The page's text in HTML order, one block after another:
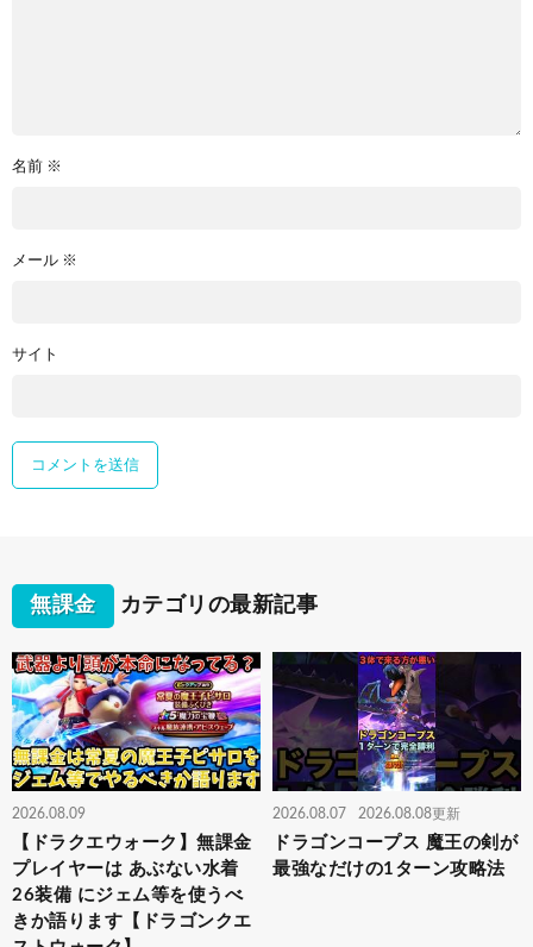
名前 ※
メール ※
サイト
無課金 カテゴリの最新記事
2026.08.09
【ドラクエウォーク】無課金
プレイヤーは あぶない水着
26装備 にジェム等を使うべ
きか語ります【ドラゴンクエ
2026.08.07 2026.08.08更新
ドラゴンコープス 魔王の剣が
最強なだけの1ターン攻略法